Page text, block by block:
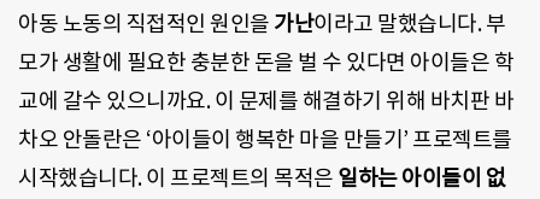
아동 노동의 직접적인 원인을 가난이라고 말했습니다. 부
모가 생활에 필요한 충분한 돈을 벌 수 있다면 아이들은 학
교에 갈수 있으니까요. 이 문제를 해결하기 위해 바치판 바
차오 안돌란은 ‘아이들이 행복한 마을 만들기’ 프로젝트를
시작했습니다. 이 프로젝트의 목적은 일하는 아이들이 없